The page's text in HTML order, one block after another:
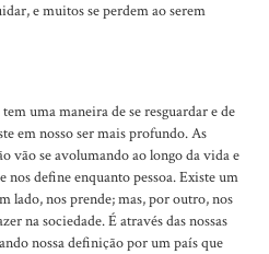
e muitos se perdem ao serem
uma maneira de se resguardar e de
em nosso ser mais profundo. As
vão se avolumando ao longo da vida e
define enquanto pessoa. Existe um
lado, nos prende; mas, por outro, nos
na sociedade. É através das nossas
nossa definição por um país que